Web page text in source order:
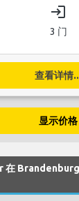
login
3 门
查看详情
显示价格
在